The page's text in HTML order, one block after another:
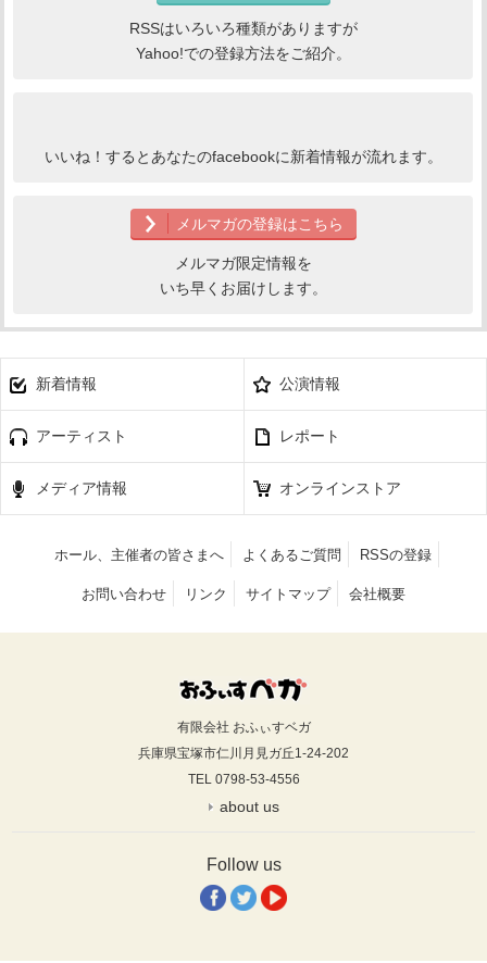
RSSはいろいろ種類がありますが
Yahoo!での登録方法をご紹介。
いいね！するとあなたのfacebookに新着情報が流れます。
メルマガの登録はこちら
メルマガ限定情報を
いち早くお届けします。
新着情報 公演情報
アーティスト レポート
メディア情報 オンラインストア
ホール、主催者の皆さまへ よくあるご質問 RSSの登録
お問い合わせ リンク サイトマップ 会社概要
有限会社 おふぃすベガ
兵庫県宝塚市仁川月見ガ丘1-24-202
TEL 0798-53-4556
about us
Follow us